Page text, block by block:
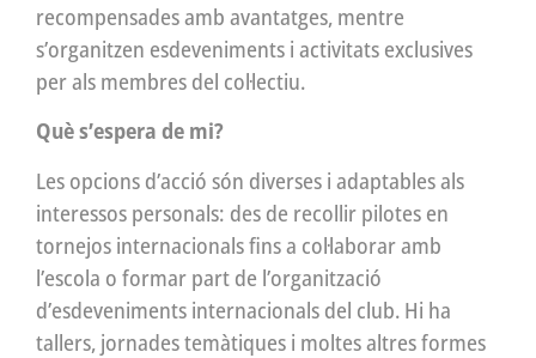
recompensades amb avantatges, mentre
s’organitzen esdeveniments i activitats exclusives
per als membres del col·lectiu.
Què s’espera de mi?
Les opcions d’acció són diverses i adaptables als
interessos personals: des de recollir pilotes en
tornejos internacionals fins a col·laborar amb
l’escola o formar part de l’organització
d’esdeveniments internacionals del club. Hi ha
tallers, jornades temàtiques i moltes altres formes